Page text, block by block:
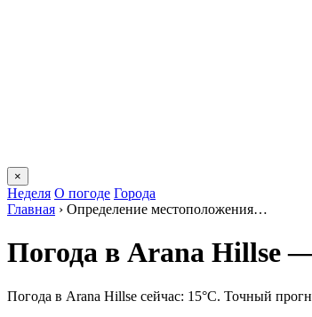
×
Неделя О погоде Города
Главная › Определение местоположения…
Погода в Arana Hillsе
Погода в Arana Hillsе сейчас: 15°C. Точный